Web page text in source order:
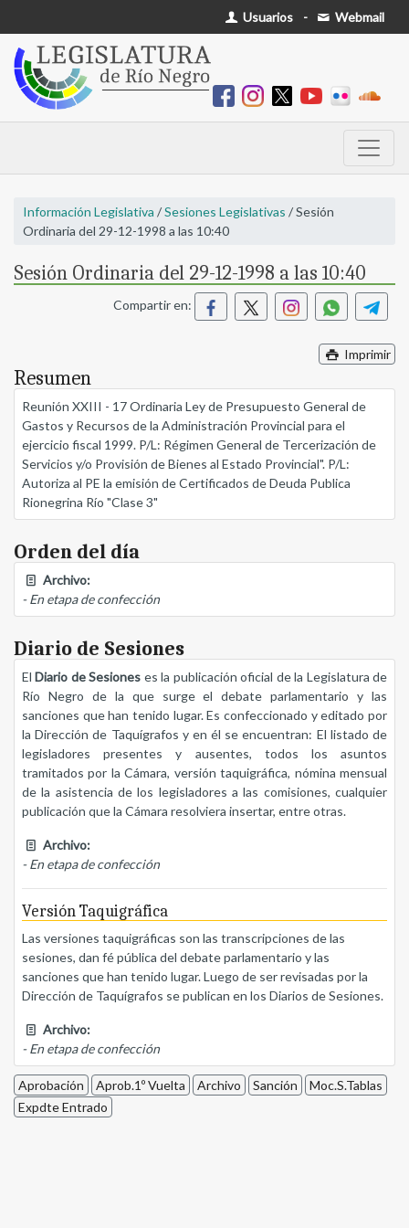
Usuarios - Webmail
Información Legislativa /Sesiones Legislativas / Sesión
Ordinaria del 29-12-1998 a las 10:40
Sesión Ordinaria del 29-12-1998 a las 10:40
Compartir en:
Imprimir
Resumen
Reunión XXIII - 17 Ordinaria Ley de Presupuesto General de
Gastos y Recursos de la Administración Provincial para el
ejercicio fiscal 1999. P/L: Régimen General de Tercerización de
Servicios y/o Provisión de Bienes al Estado Provincial". P/L:
Autoriza al PE la emisión de Certificados de Deuda Publica
Rionegrina Río "Clase 3"
Orden del día
Archivo:
- En etapa de confección
Diario de Sesiones
ElDiario de Sesiones es la publicación oficial de la Legislatura de
Río Negro de la que surge el debate parlamentario y las
sanciones que han tenido lugar. Es confeccionado y editado por
la Dirección de Taquígrafos y en él se encuentran: El listado de
legisladores presentes y ausentes, todos los asuntos
tramitados por la Cámara, versión taquigráfica, nómina mensual
de la asistencia de los legisladores a las comisiones, cualquier
publicación que la Cámara resolviera insertar, entre otras.
Archivo:
- En etapa de confección
Versión Taquigráfica
Las versiones taquigráficas son las transcripciones de las
sesiones, dan fé pública del debate parlamentario y las
sanciones que han tenido lugar. Luego de ser revisadas por la
Dirección de Taquígrafos se publican en los Diarios de Sesiones.
Archivo:
- En etapa de confección
Aprobación Aprob.1º Vuelta Archivo Sanción
Moc.S.Tablas
Expdte Entrado